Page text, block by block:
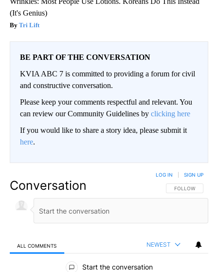
(It's Genius)
Tri Lift
BE PART OF THE CONVERSATION
KVIA ABC 7 is committed to providing a forum for civil
and constructive conversation.
Please keep your comments respectful and relevant. You
can review our Community Guidelines by clicking here
If you would like to share a story idea, please submit it
here.
Conversation FOLLOW THIS
FOLLOW
LOG IN SIGN UP
ALL COMMENTS NEWEST
All Comments
Start the conversation